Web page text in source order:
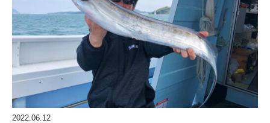
2022.06.12